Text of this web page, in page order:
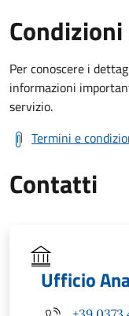
Per conoscere i
informazioni
servizio.
Termini e
Contatti
Ufficio